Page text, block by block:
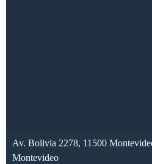
Av. Bolivia 2278, 11500
Montevideo